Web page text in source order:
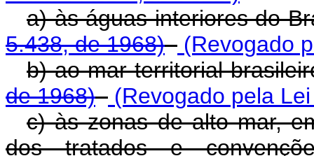
a) às águas interiores
5.438, de 1968)
(Revogado
b) ao mar territorial
de 1968)
(Revogado pela
c) às zonas de alto mar,
dos tratados e